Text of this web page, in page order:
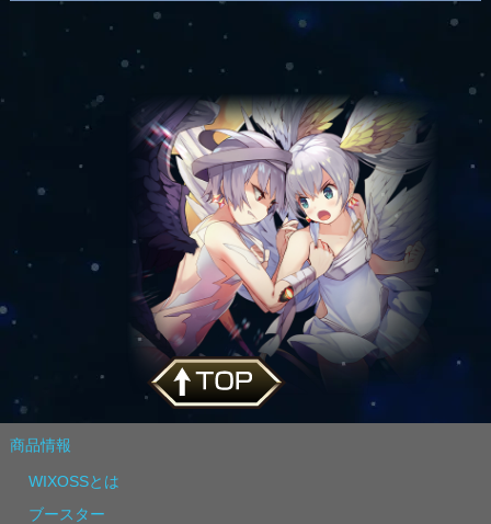
商品情報
WIXOSSとは
ブースター